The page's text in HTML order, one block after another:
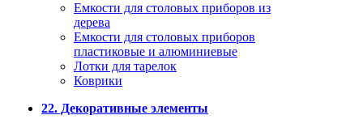
Емкости для столовых приборов из
дерева
Емкости для столовых приборов
пластиковые и алюминиевые
Лотки для тарелок
Коврики
22. Декоративные элементы